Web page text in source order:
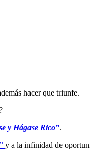
hacer que triunfe.
y Hágase Rico”.
y a la infinidad de